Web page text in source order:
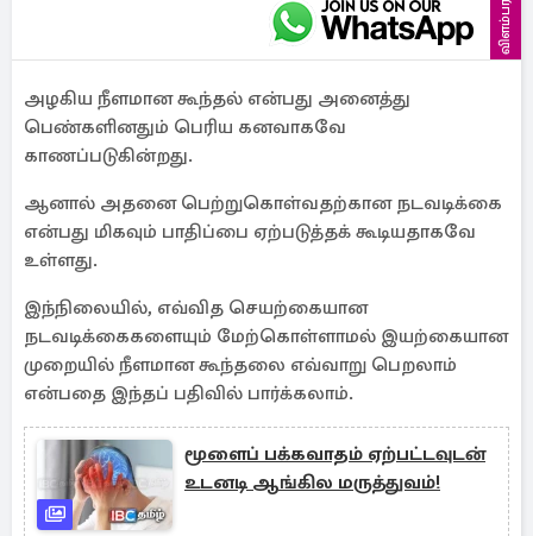
விளம்பரம்
அழகிய நீளமான கூந்தல் என்பது அனைத்து
பெண்களினதும் பெரிய கனவாகவே
காணப்படுகின்றது.
ஆனால் அதனை பெற்றுகொள்வதற்கான நடவடிக்கை
என்பது மிகவும் பாதிப்பை ஏற்படுத்தக் கூடியதாகவே
உள்ளது.
இந்நிலையில், எவ்வித செயற்கையான
நடவடிக்கைகளையும் மேற்கொள்ளாமல் இயற்கையான
முறையில் நீளமான கூந்தலை எவ்வாறு பெறலாம்
என்பதை இந்தப் பதிவில் பார்க்கலாம்.
மூளைப் பக்கவாதம் ஏற்பட்டவுடன்
உடனடி ஆங்கில மருத்துவம்!